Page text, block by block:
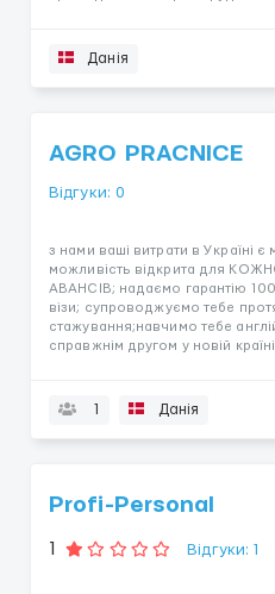
Данія
AGRO PRACNICE
Відгуки: 0
з нами ваші витрати в Україні
можливість відкрита для
АВАНСІВ; надаємо гарантію
візи; супроводжуємо тебе
стажування;навчимо тебе
справжнім другом у новій країні
1 Данія
Profi-Personal
Відгуки: 1